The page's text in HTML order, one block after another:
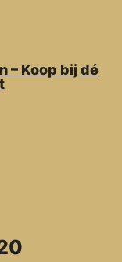
– Koop bij dé